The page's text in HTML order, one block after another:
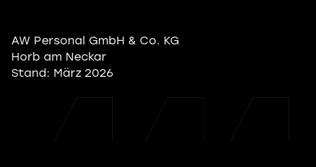
AW Personal GmbH & Co. KG
Horb am Neckar
Stand: März 2026